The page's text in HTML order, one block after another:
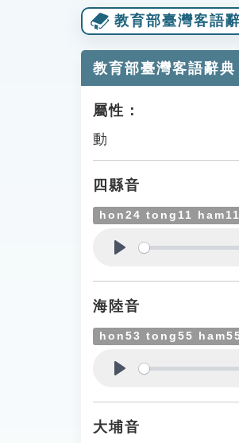
教育部臺灣客語
教育部臺灣客語辭典
屬性：
動
四縣音
hon24 tong11 ham11
海陸音
hon53 tong55
大埔音